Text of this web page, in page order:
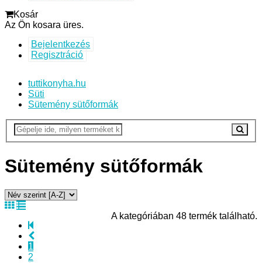
Kosár
Az Ön kosara üres.
Bejelentkezés
Regisztráció
tuttikonyha.hu
Süti
Sütemény sütőformák
Sütemény sütőformák
A kategóriában 48 termék található.
1
2